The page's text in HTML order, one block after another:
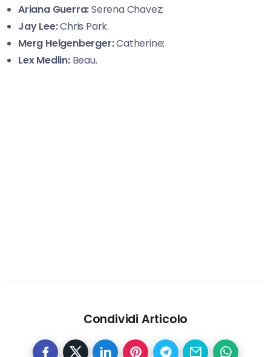
Ariana Guerra:Serena Chavez;
Jay Lee:Chris Park.
Merg Helgenberger:Catherine;
Lex Medlin:Beau.
Condividi Articolo